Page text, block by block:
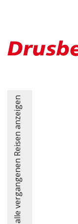
alle vergangenen Reisen anzeigen